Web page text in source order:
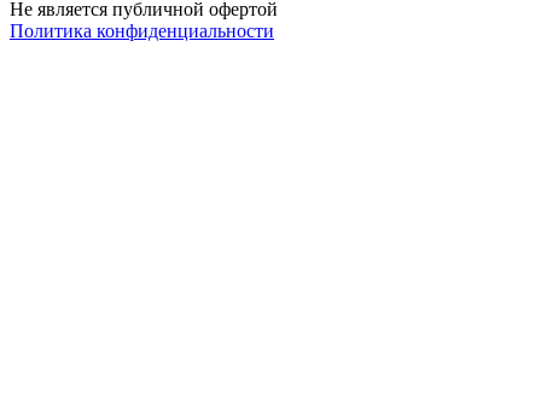
Не является публичной офертой
Политика конфиденциальности